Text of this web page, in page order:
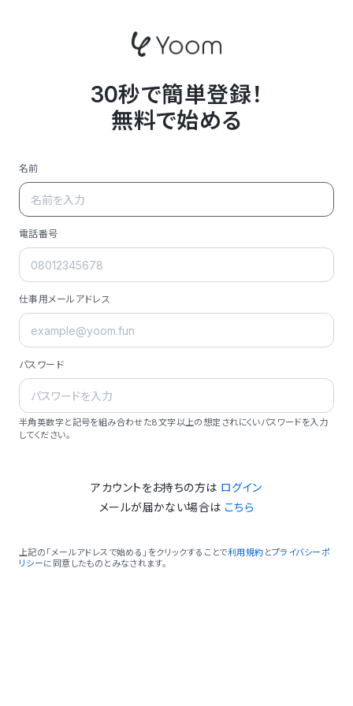
30秒で簡単登録！
無料で始める
名前
電話番号
仕事用メールアドレス
パスワード
半角英数字と記号を組み合わせた8文字以上の想定されにくいパスワードを入力
してください。
アカウントをお持ちの方は ログイン
メールが届かない場合は こちら
上記の「メールアドレスで始める」をクリックすることで利用規約 とプライバシーポ
リシーに同意したものとみなされます。